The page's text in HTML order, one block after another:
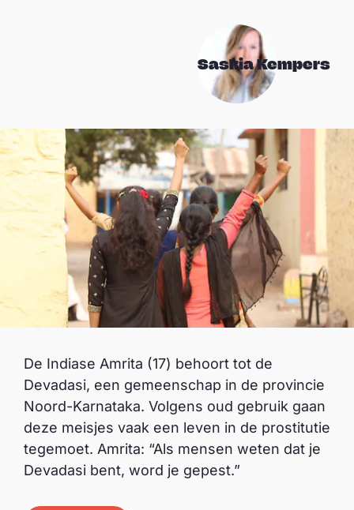
Saskia Kempers
De Indiase Amrita (17) behoort tot de
Devadasi, een gemeenschap in de provincie
Noord-Karnataka. Volgens oud gebruik gaan
deze meisjes vaak een leven in de prostitutie
tegemoet. Amrita: “Als mensen weten dat je
Devadasi bent, word je gepest.”